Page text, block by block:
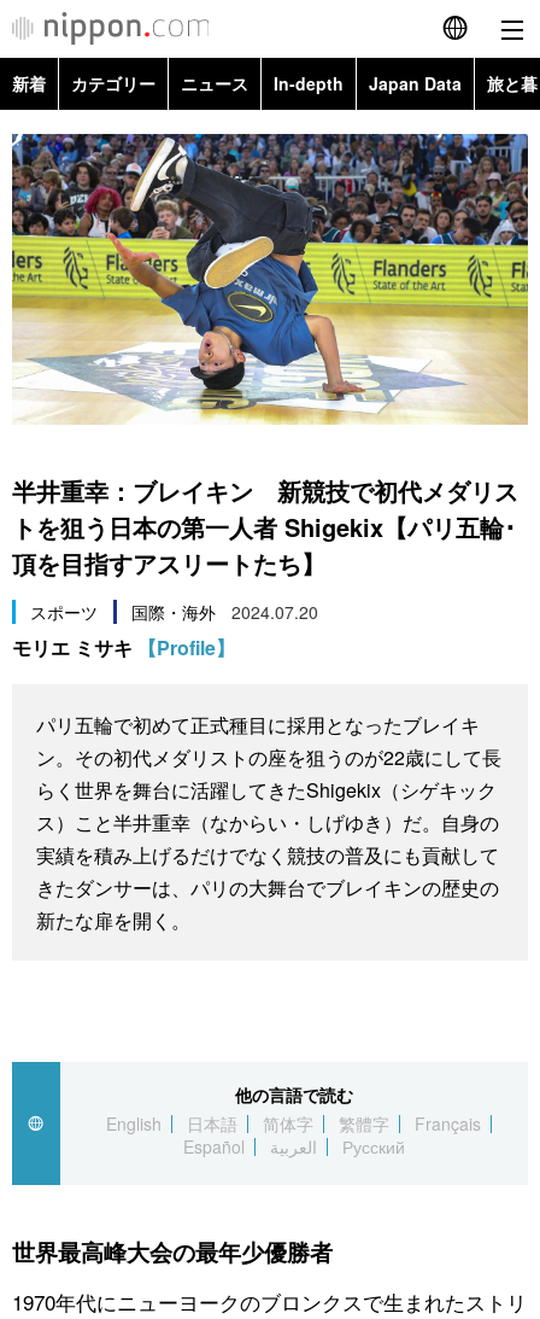
English
简体字
繁體字
Français
Español
العربية
カテゴリー
政治・外交
経済・ビジネス
社会
文化
科学・技術
暮らし
スポーツ・東京2020
ニュース
トップ
In-depth
旅と暮らし
動画/Live
Books
Cinema
Topics
Images
People
お知らせ
公式SNS
新着 カテゴリー ニュース In-depth Japan Data 旅と
政治・外交
経済・ビジネス
国際・海外
社会
文化
暮らし
スポーツ・東京2020
Topics
Images
People
東京
お知らせ
半井重幸：ブレイキン 新競技で初代メダリス
トを狙う日本の第一人者 Shigekix【パリ五輪･
頂を目指すアスリートたち】
スポーツ 国際・海外 2024.07.20
モリエ ミサキ 【Profile】
パリ五輪で初めて正式種目に採用となったブレイキ
ン。その初代メダリストの座を狙うのが22歳にして長
らく世界を舞台に活躍してきたShigekix（シゲキック
ス）こと半井重幸（なからい・しげゆき）だ。自身の
実績を積み上げるだけでなく競技の普及にも貢献して
きたダンサーは、パリの大舞台でブレイキンの歴史の
新たな扉を開く。
他の言語で読む
English
日本語 简体字 繁體字
Français
Español
العربية Русский
世界最高峰大会の最年少優勝者
1970年代にニューヨークのブロンクスで生まれたストリ